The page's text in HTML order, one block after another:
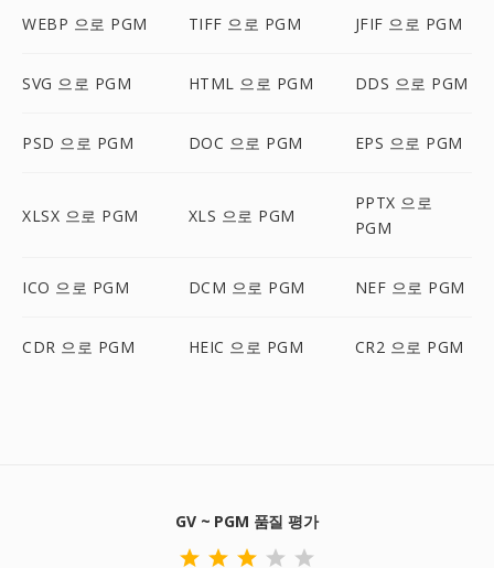
WEBP 으로 PGM TIFF 으로 PGM JFIF 으로 PGM
SVG 으로 PGM HTML 으로 PGM DDS 으로 PGM
PSD 으로 PGM DOC 으로 PGM EPS 으로 PGM
XLSX 으로 PGM XLS 으로 PGM
PPTX 으로
PGM
ICO 으로 PGM DCM 으로 PGM NEF 으로 PGM
CDR 으로 PGM HEIC 으로 PGM CR2 으로 PGM
GV ~ PGM 품질 평가